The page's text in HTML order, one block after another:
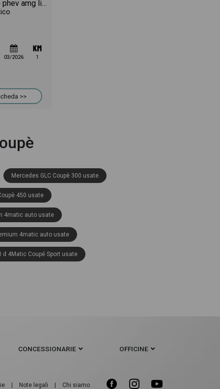
03/2026 1
>>
Mercedes GLC Coupè 300 usate
450 usate
4matic auto usate
4matic auto usate
d 4Matic Coupé Sport usate
4matic auto usate
4matic auto usate
CONCESSIONARIE OFFICINE
| Note legali | Chi siamo